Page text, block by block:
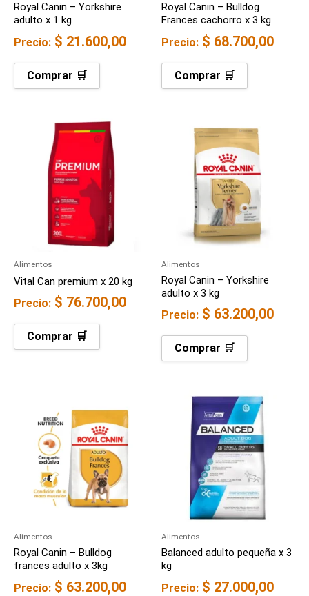
Royal Canin – Yorkshire
adulto x 1 kg
Precio: $ 21.600,00
Comprar 🛒
Royal Canin – Bulldog
Frances cachorro x 3 kg
Precio: $ 68.700,00
Comprar 🛒
Alimentos
Vital Can premium x 20 kg
Precio: $ 76.700,00
Comprar 🛒
Alimentos
Royal Canin – Yorkshire
adulto x 3 kg
Precio: $ 63.200,00
Comprar 🛒
Alimentos
Royal Canin – Bulldog
frances adulto x 3kg
Precio: $ 63.200,00
Alimentos
Balanced adulto pequeña x 3
kg
Precio: $ 27.000,00